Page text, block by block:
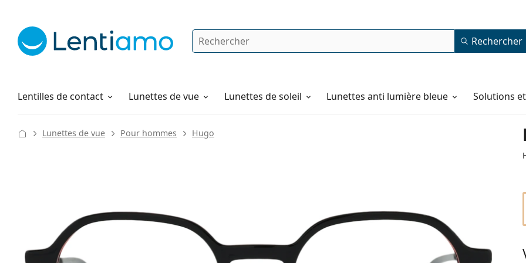
Rechercher Rechercher
Lentilles de contact
Produits d'entretien Lunettes de vue Lunettes de soleil Lunettes anti lumière bleue Solutions
Comment commander
Lunettes de vue Pour hommes Hugo